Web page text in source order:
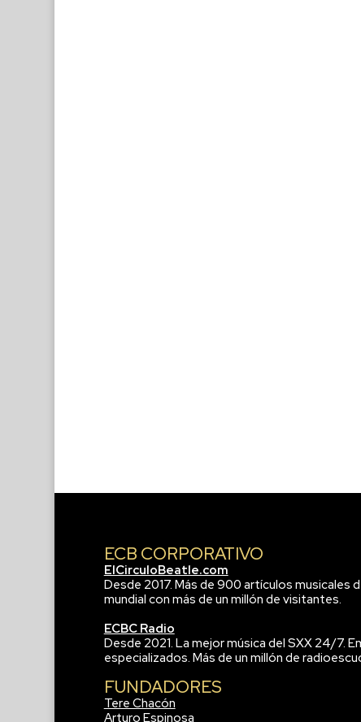
ECB CORPORATIVO
ElCirculoBeatle.com
Desde 2017. Más de 900 artículos musicales
mundial con más de un millón de visitantes.
ECBC Radio
Desde 2021. La mejor música del SXX 24/7.
especializados. Más de un millón de
FUNDADORES
Tere Chacón
Arturo Espinosa